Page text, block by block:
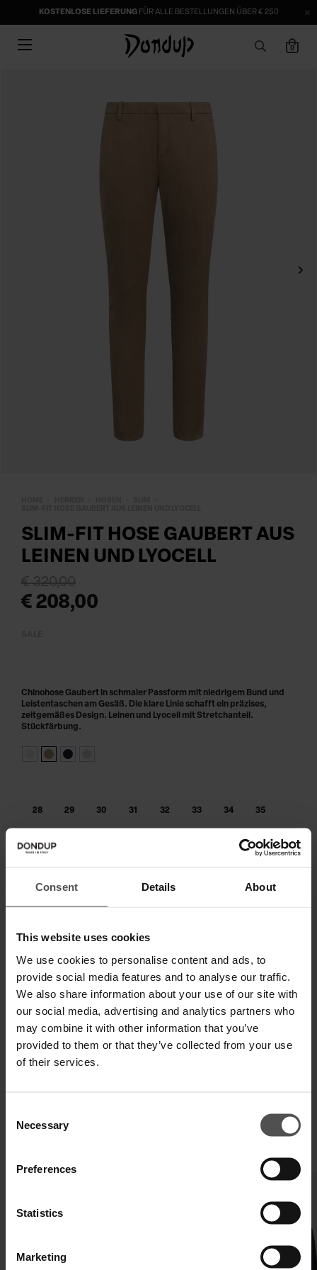
Consent Details About
This website uses cookies
We use cookies to personalise content and ads, to
provide social media features and to analyse our traffic.
We also share information about your use of our site with
our social media, advertising and analytics partners who
may combine it with other information that you’ve
provided to them or that they’ve collected from your use
of their services.
Selection
Necessary
Preferences
Statistics
Marketing
KOSTENLOSE LIEFERUNGFÜR ALLE BESTELLUNGEN ÜBER € 250
0
SLIM-FIT HOSE GAUBERT AUS
LEINEN UND LYOCELL
€ 208,00
€ 320,00
28 29 30 31 32 33 34 35
36
IN DEN WARENKORB LEGEN
Chinohose Gaubert in schmaler Passform mit niedrigem Bund und
Leistentaschen am Gesäß. Die klare Linie schafft ein präzises,
zeitgemäßes Design. Leinen und Lyocell mit Stretchanteil.
Stückfärbung.
VERSAND UND RETOUREN
TECHNISCHE SPEZIFIKATIONEN
DIGITALER PRODUKTPASS
VERVOLLSTÄNDIGEN SIE IHREN LOOK